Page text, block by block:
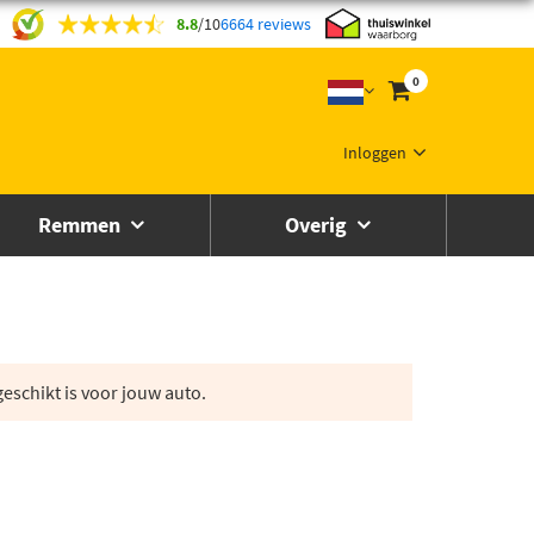
8.8/106664 reviews
0
Inloggen
Remmen Overig
is voor jouw auto.